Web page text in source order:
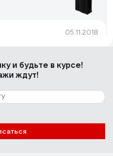
05.11.2018
дизайнера,
внешний вид - далеко не
Производятся радиаторы
показатели
Информация для тех,
и будьте в курсе!
ждут!